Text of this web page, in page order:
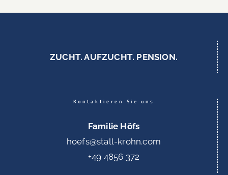
ZUCHT. AUFZUCHT. PENSION.
Kontaktieren Sie uns
Familie Höfs
hoefs@stall-krohn.com
+49 4856 372